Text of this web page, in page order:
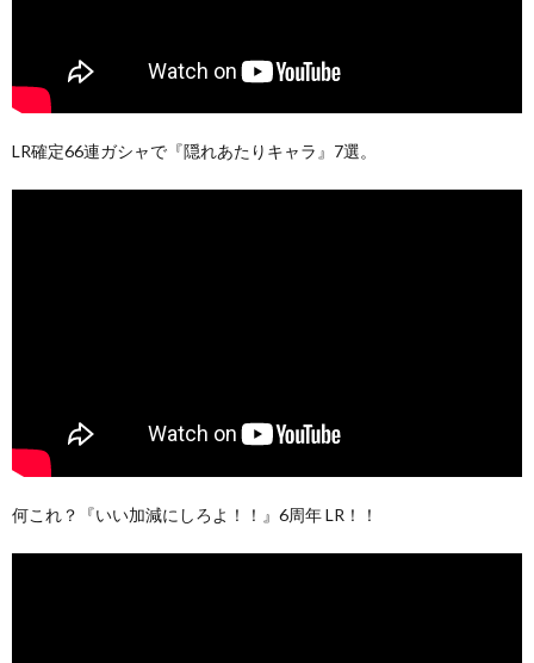
LR確定66連ガシャで『隠れあたりキャラ』7選。
何これ？『いい加減にしろよ！！』6周年 LR！！